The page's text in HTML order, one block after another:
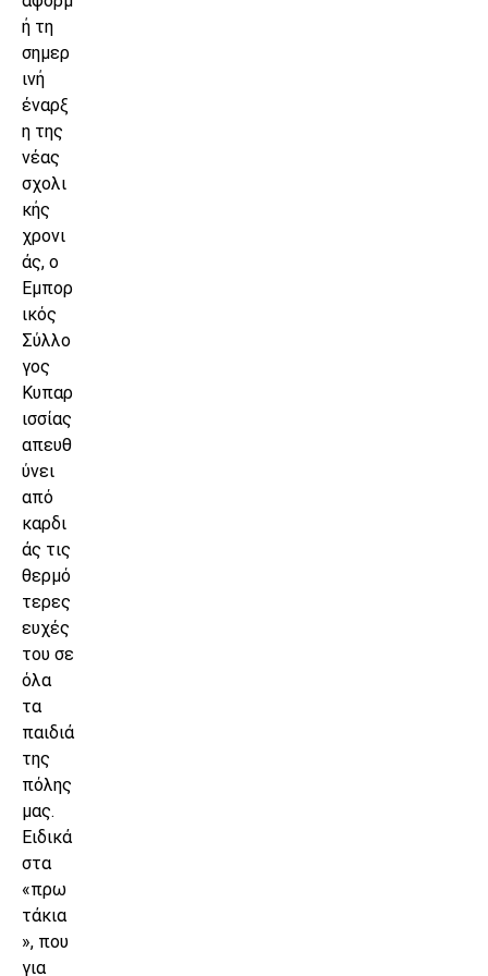
ή τη
σημερ
ινή
έναρξ
η της
νέας
σχολι
κής
χρονι
άς, ο
Εμπορ
ικός
Σύλλο
γος
Κυπαρ
ισσίας
απευθ
ύνει
από
καρδι
άς τις
θερμό
τερες
ευχές
του σε
όλα
τα
παιδιά
της
πόλης
μας.
Ειδικά
στα
«πρω
τάκια
», που
για